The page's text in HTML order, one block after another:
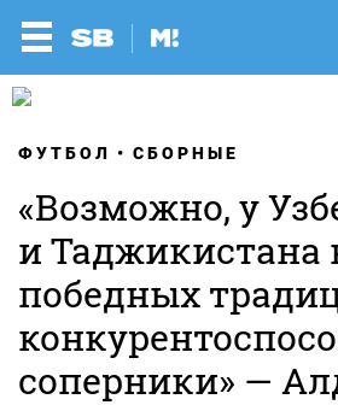
ФУТБОЛ СБОРНЫЕ
«Возможно, у
и Таджикистана
победных
соперники» —